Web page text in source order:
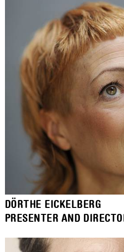
DÖRTHE EICKELBERG
PRESENTER AND